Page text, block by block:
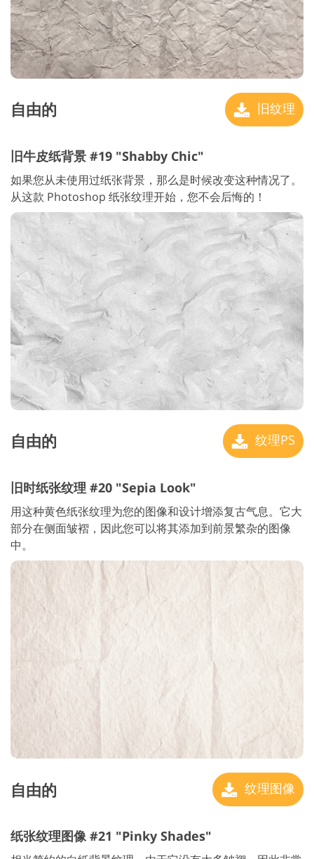
自由的 旧纹理
旧牛皮纸背景 #19 "Shabby Chic"
如果您从未使用过纸张背景，那么是时候改变这种情况了。
从这款 Photoshop 纸张纹理开始，您不会后悔的！
自由的 纹理PS
旧时纸张纹理 #20 "Sepia Look"
用这种黄色纸张纹理为您的图像和设计增添复古气息。它大
部分在侧面皱褶，因此您可以将其添加到前景繁杂的图像
中。
自由的 纹理图像
纸张纹理图像 #21 "Pinky Shades"